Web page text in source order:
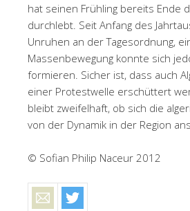
hat seinen Frühling bereits Ende
durchlebt. Seit Anfang des
Unruhen an der Tagesordnung,
Massenbewegung konnte sich
formieren. Sicher ist, dass auch
einer Protestwelle erschüttert
bleibt zweifelhaft, ob sich die
von der Dynamik in der Region
© Sofian Philip Naceur 2012